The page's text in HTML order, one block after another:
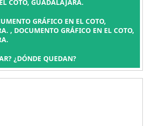
COTO, GUADALAJARA.
GRÁFICO EN EL COTO,
, DOCUMENTO GRÁFICO EN EL COTO,
¿DÓNDE QUEDAN?